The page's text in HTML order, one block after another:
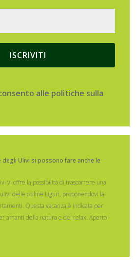
alle politiche sulla
degli Ulivi si possono fare anche le
vi offre la possibilità di trascorrere una
delle colline Liguri, proponendovi la
Questa vacanza è indicata per
amanti della natura e del relax. Aperto